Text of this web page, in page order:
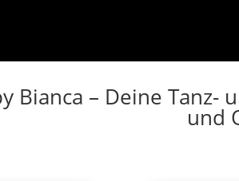
Bianca – Deine
und